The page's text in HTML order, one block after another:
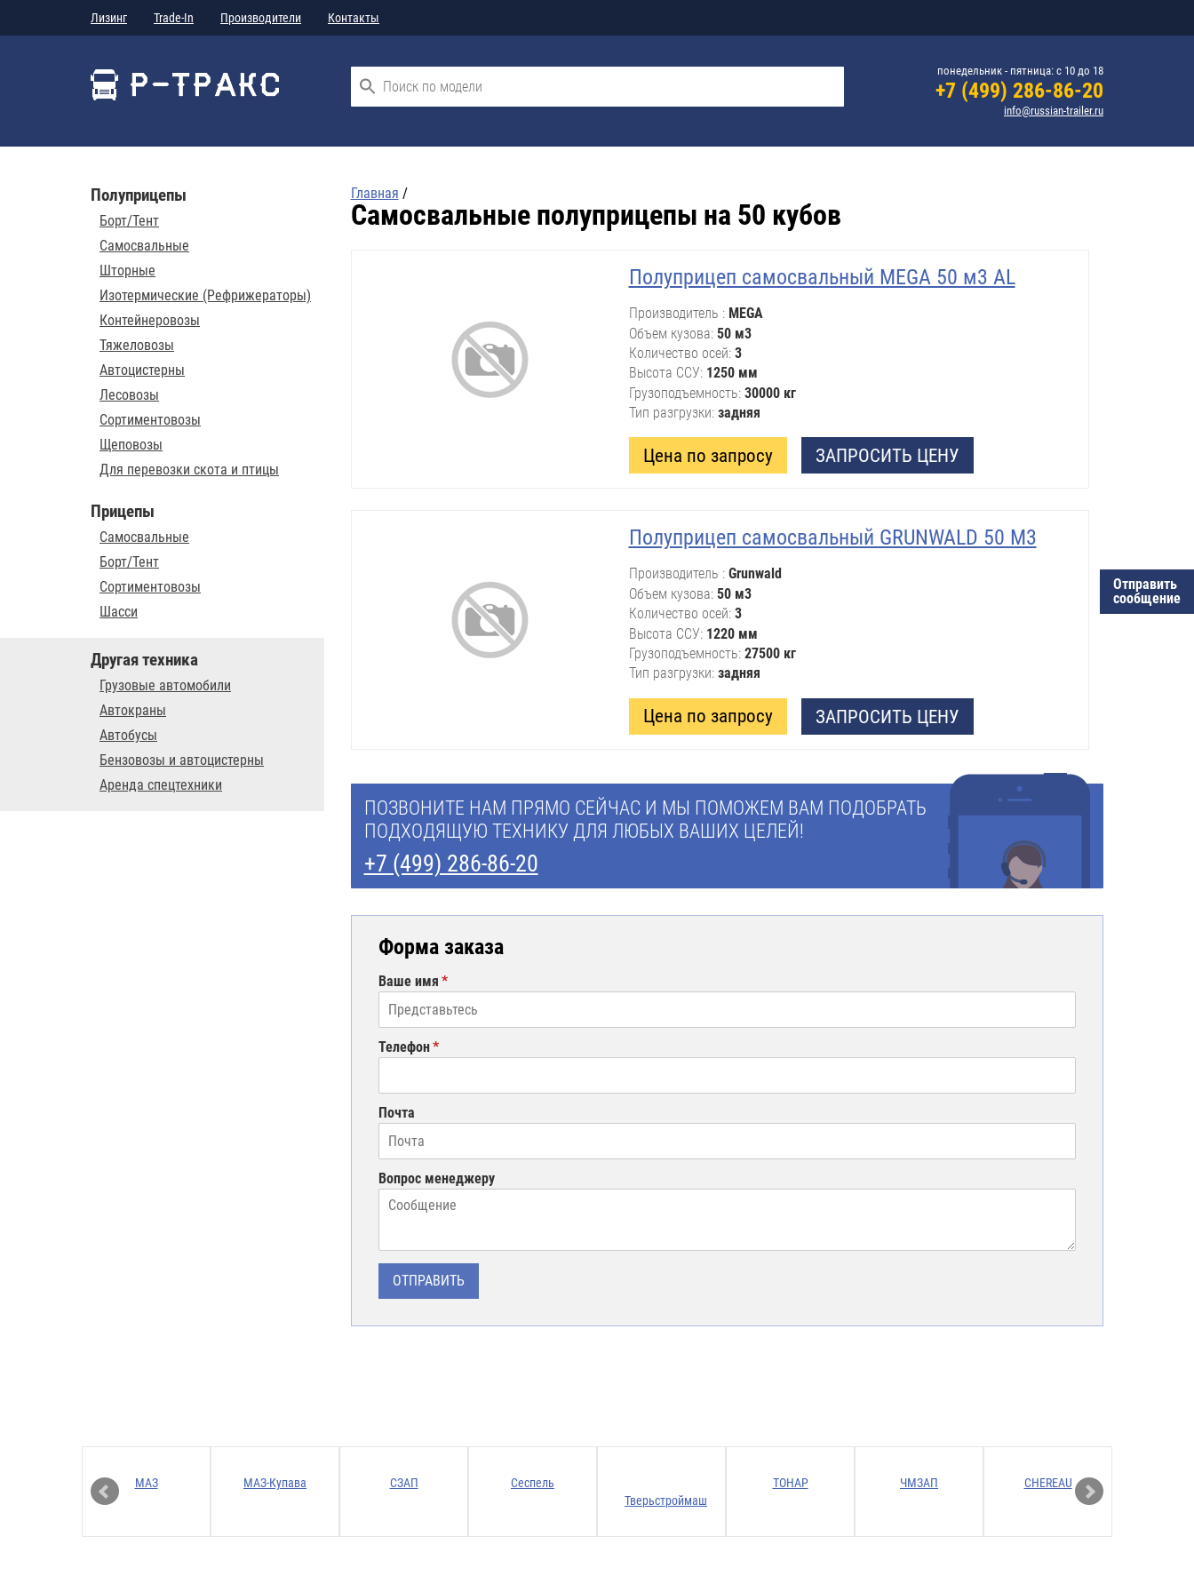
Лизинг Trade-In Производители Контакты
понедельник - пятница: с 10 до 18
+7 (499) 286-86-20
info@russian-trailer.ru
Главная /
Самосвальные полуприцепы на 50 кубов
Полуприцеп самосвальный MEGA 50 м3 AL
Производитель
MEGA
Объем кузова 50 м3
Количество осей 3
Высота ССУ 1250 мм
Грузоподъемность 30000 кг
Тип разгрузки задняя
Цена по запросу ЗАПРОСИТЬ ЦЕНУ
Полуприцеп самосвальный GRUNWALD 50 М3
Производитель
Grunwald
Объем кузова 50 м3
Количество осей 3
Высота ССУ 1220 мм
Грузоподъемность 27500 кг
Тип разгрузки задняя
Цена по запросу ЗАПРОСИТЬ ЦЕНУ
ПОЗВОНИТЕ НАМ ПРЯМО СЕЙЧАС И МЫ ПОМОЖЕМ ВАМ ПОДОБРАТЬ
ПОДХОДЯЩУЮ ТЕХНИКУ ДЛЯ ЛЮБЫХ ВАШИХ ЦЕЛЕЙ!
+7 (499) 286-86-20
Форма заказа
Ваше имя
Телефон
Почта
Вопрос менеджеру
Полуприцепы
Борт/Тент
Самосвальные
Шторные
Изотермические (Рефрижераторы)
Контейнеровозы
Тяжеловозы
Автоцистерны
Лесовозы
Сортиментовозы
Щеповозы
Для перевозки скота и птицы
Прицепы
Самосвальные
Борт/Тент
Сортиментовозы
Шасси
Другая техника
Грузовые автомобили
Автокраны
Автобусы
Бензовозы и автоцистерны
Аренда спецтехники
МАЗ МАЗ-Купава СЗАП
Сеспель
Тверьстроймаш
ТОНАР ЧМЗАП CHEREAU
Отправить
сообщение